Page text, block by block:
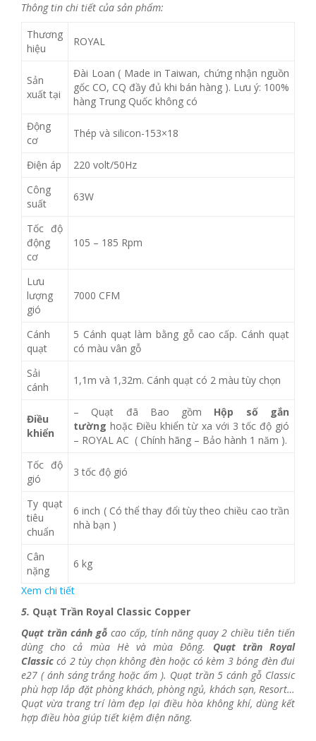
Thông tin chi tiết của sản phẩm:
Thương
hiệu
ROYAL
Sản
xuất tại
Đài Loan ( Made in Taiwan, chứng nhận nguồn
gốc CO, CQ đầy đủ khi bán hàng ). Lưu ý: 100%
hàng Trung Quốc không có
Động
cơ
Thép và silicon-153×18
Điện áp
220 volt/50Hz
Công
suất
63W
Tốc độ
động
cơ
105 – 185 Rpm
Lưu
lượng
gió
7000 CFM
Cánh
quạt
5 Cánh quạt làm bằng gỗ cao cấp. Cánh quạt
có màu vân gỗ
Sải
cánh
1,1m và 1,32m. Cánh quạt có 2 màu tùy chọn
Điều
khiển
– Quạt đã Bao gồm Hộp số gắn
tường hoặc Điều khiển từ xa với 3 tốc độ gió
– ROYAL AC ( Chính hãng – Bảo hành 1 năm ).
Tốc độ
gió
3 tốc độ gió
Ty quạt
tiêu
chuẩn
6 inch ( Có thể thay đổi tùy theo chiều cao trần
nhà bạn )
Cân
nặng
6 kg
Xem chi tiết
5. Quạt Trần Royal Classic Copper
Quạt trần cánh gỗcao cấp, tính năng quay 2 chiều tiên tiến
dùng cho cả mùa Hè và mùa Đông. Quạt trần Royal
Classic có 2 tùy chọn không đèn hoặc có kèm 3 bóng đèn đui
e27 ( ánh sáng trắng hoặc ấm ). Quạt trần 5 cánh gỗ Classic
phù hợp lắp đặt phòng khách, phòng ngủ, khách sạn, Resort…
Quạt vừa trang trí làm đẹp lại điều hòa không khí, dùng kết
hợp điều hòa giúp tiết kiệm điện năng.